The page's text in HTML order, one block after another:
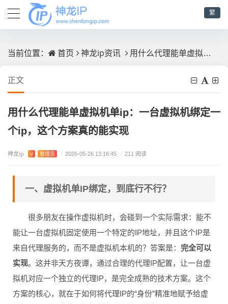
繁
当前位置： 首页 神龙ip资讯 用什么代理能单虚拟机单ip：一台虚拟机绑定一个ip，这个方案真的能实现
正文
用什么代理能单虚拟机单ip：一台虚拟机绑定一
个ip，这个方案真的能实现
神龙ip V 管理员 / 2026-05-26 13:16:45 / 211 阅读
一、虚拟机单IP绑定，到底行不行？
很多朋友在操作虚拟机时，会碰到一个实际需求：能不
能让一台虚拟机固定使用一个特定的IP地址，并且这个IP是
来自代理服务的，而不是虚拟机本机的？答案是： 完全可以
实现。这并非天方夜谭，通过合理的代理IP配置，让一台虚
拟机对应一个独立的代理IP，是完全成熟的技术方案。这个
方案的核心，就在于如何将代理IP的“身份”精准地赋予给虚